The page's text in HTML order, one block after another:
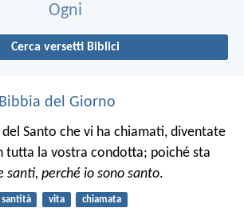
Ogni
Cerca versetti Biblici
del Giorno
Santo che vi ha chiamati, diventate
tutta la vostra condotta; poiché sta
santi, perché io sono santo.
santità vita chiamata